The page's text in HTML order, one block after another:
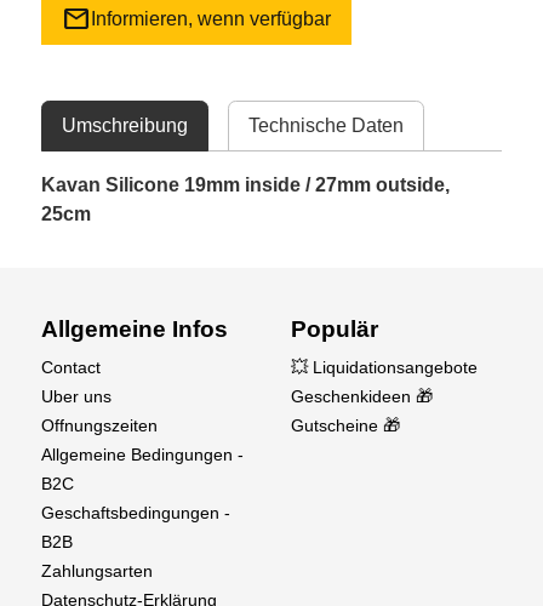
mail Informieren, wenn verfügbar
Umschreibung Technische Daten
Kavan Silicone 19mm inside / 27mm outside,
25cm
Allgemeine Infos
Contact
Uber uns
Offnungszeiten
Allgemeine Bedingungen -
B2C
Geschaftsbedingungen -
B2B
Zahlungsarten
Datenschutz-Erklärung
Populär
💥 Liquidationsangebote
Geschenkideen 🎁
Gutscheine 🎁